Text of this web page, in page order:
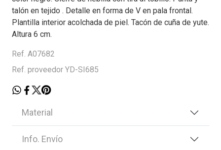
talón en tejido . Detalle en forma de V en pala frontal.
Plantilla interior acolchada de piel. Tacón de cuña de yute.
Altura 6 cm.
Ref. A07682
Ref. proveedor YD-SI685
Material
Info. Envío